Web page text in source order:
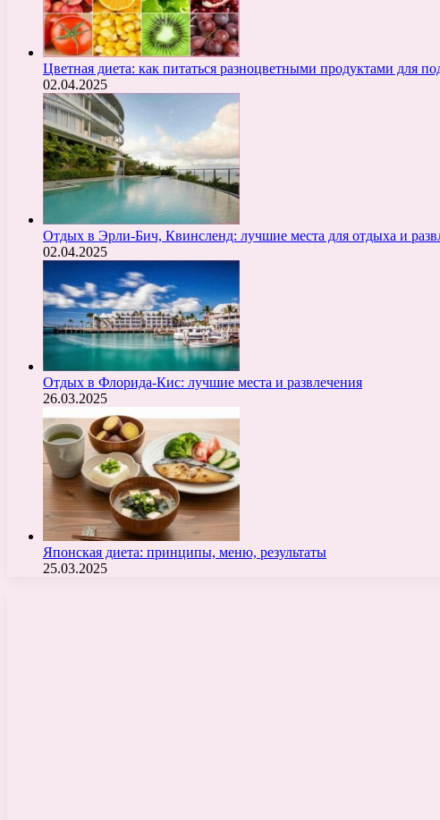
Цветная диета: как питаться разноцветными продуктами для
02.04.2025
Отдых в Эрли-Бич, Квинсленд: лучшие места для отдыха и
02.04.2025
Отдых в Флорида-Кис: лучшие места и развлечения
26.03.2025
Японская диета: принципы, меню, результаты
25.03.2025